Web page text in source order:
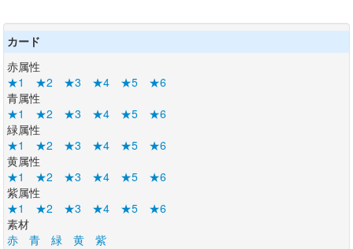
カード
赤属性
★1
★2 ★3 ★4 ★5
★6
青属性
★1
★2 ★3 ★4 ★5
★6
緑属性
★1
★2 ★3 ★4 ★5
★6
黄属性
★1
★2 ★3 ★4 ★5
★6
紫属性
★1
★2 ★3 ★4 ★5
★6
素材
赤
青 緑 黄
紫